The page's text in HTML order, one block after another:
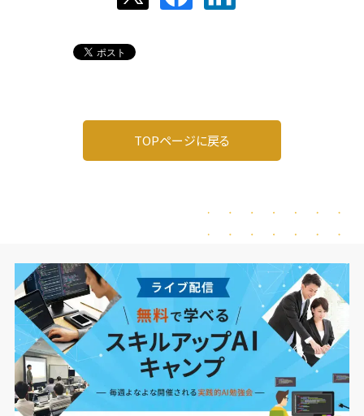
TOPページに戻る